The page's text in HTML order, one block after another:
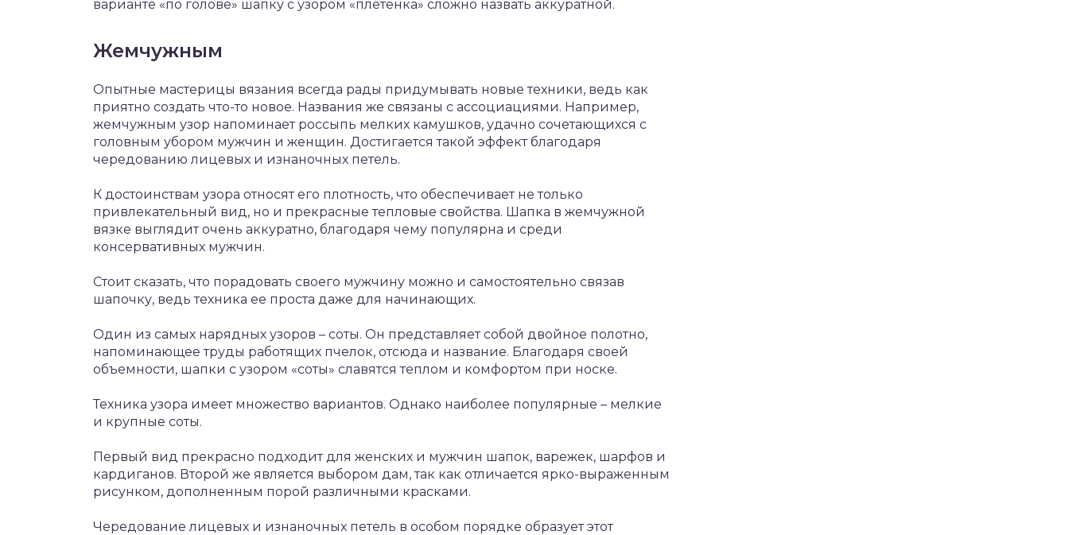
варианте «по голове» шапку с узором «плетенка» сложно назвать аккуратной.
Жемчужным
Опытные мастерицы вязания всегда рады придумывать новые техники, ведь как
приятно создать что-то новое. Названия же связаны с ассоциациями. Например,
жемчужным узор напоминает россыпь мелких камушков, удачно сочетающихся с
головным убором мужчин и женщин. Достигается такой эффект благодаря
чередованию лицевых и изнаночных петель.
К достоинствам узора относят его плотность, что обеспечивает не только
привлекательный вид, но и прекрасные тепловые свойства. Шапка в жемчужной
вязке выглядит очень аккуратно, благодаря чему популярна и среди
консервативных мужчин.
Стоит сказать, что порадовать своего мужчину можно и самостоятельно связав
шапочку, ведь техника ее проста даже для начинающих.
Один из самых нарядных узоров – соты. Он представляет собой двойное полотно,
напоминающее труды работящих пчелок, отсюда и название. Благодаря своей
объемности, шапки с узором «соты» славятся теплом и комфортом при носке.
Техника узора имеет множество вариантов. Однако наиболее популярные – мелкие
и крупные соты.
Первый вид прекрасно подходит для женских и мужчин шапок, варежек, шарфов и
кардиганов. Второй же является выбором дам, так как отличается ярко-выраженным
рисунком, дополненным порой различными красками.
Чередование лицевых и изнаночных петель в особом порядке образует этот